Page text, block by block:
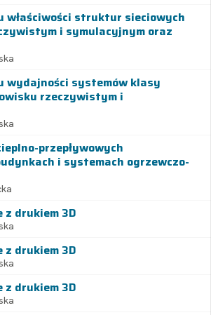
właściwości struktur sieciowych
i symulacyjnym oraz
wydajności systemów klasy
rzeczywistym i
przepływowych
i systemach ogrzewczo-
z drukiem 3D
z drukiem 3D
z drukiem 3D